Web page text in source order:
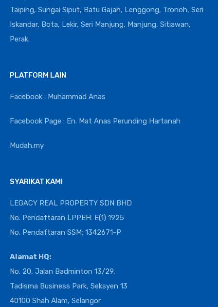
Taiping, Sungai Siput, Batu Gajah, Lenggong, Tronoh, Seri
Iskandar, Bota, Lekir, Seri Manjung, Manjung, Sitiawan,
Perak.
PLATFORM LAIN
Facebook : Muhammad Anas
Facebook Page : En. Mat Anas Perunding Hartanah
Mudah.my
SYARIKAT KAMI
LEGACY REAL PROPERTY SDN BHD
No. Pendaftaran LPPEH: E(1) 1925
No. Pendaftaran SSM: 1342671-P
Alamat HQ:
No. 20, Jalan Badminton 13/29,
Tadisma Business Park, Seksyen 13
40100 Shah Alam, Selangor